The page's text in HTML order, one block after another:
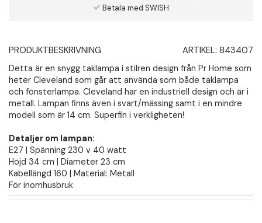
Betala med SWISH
PRODUKTBESKRIVNING ARTIKEL: 843407
Detta är en snygg taklampa i stilren design från Pr Home som
heter Cleveland som går att använda som både taklampa
och fönsterlampa. Cleveland har en industriell design och är i
metall. Lampan finns även i svart/mässing samt i en mindre
modell som är 14 cm. Superfin i verkligheten!
Detaljer om lampan:
E27 | Spänning 230 v 40 watt
Höjd 34 cm | Diameter 23 cm
Kabellängd 160 | Material: Metall
För inomhusbruk